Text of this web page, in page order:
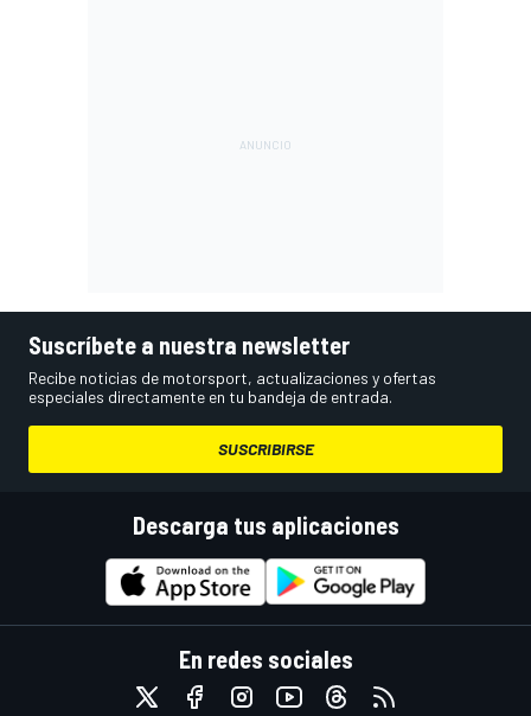
Suscríbete a nuestra newsletter
Recibe noticias de motorsport, actualizaciones y ofertas
especiales directamente en tu bandeja de entrada.
SUSCRIBIRSE
Descarga tus aplicaciones
En redes sociales